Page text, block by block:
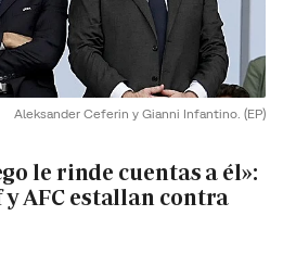
Aleksander Ceferin y Gianni Infantino. (EP)
le rinde cuentas a él»:
y AFC estallan contra